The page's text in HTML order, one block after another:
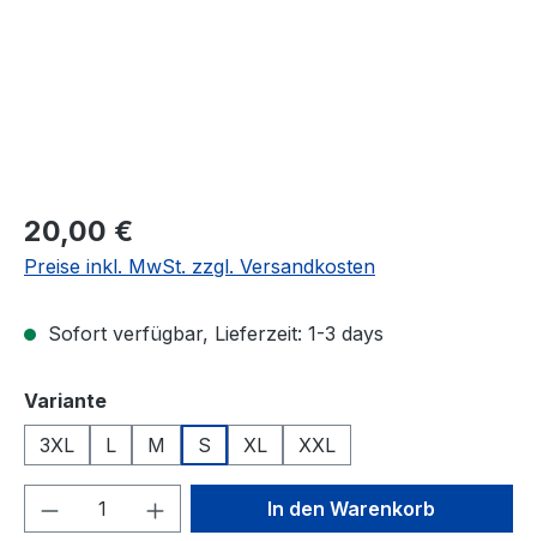
Regulärer Preis:
20,00 €
Preise inkl. MwSt. zzgl. Versandkosten
Sofort verfügbar, Lieferzeit: 1-3 days
Varianteauswählen
3XL
L M S XL XXL
Produkt Anzahl: Gib denIn den Warenkorb